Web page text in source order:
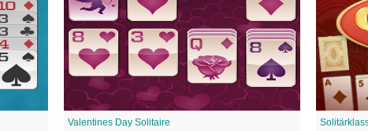
Valentines Day Solitaire